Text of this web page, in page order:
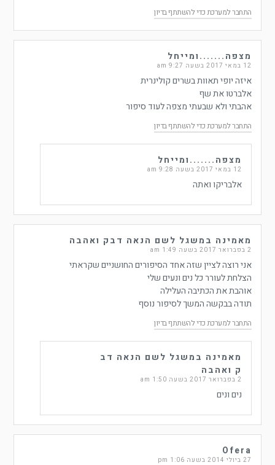
התחבר למערכת כדי להשתתף בדיון
מצפה.......ומייחל
12 במאי 2017 בשעה 9:27 am
איזה יופי תאוות בשרים קולינרית
אלברטו את שף
אהבתי ולא שבעתי מצפה לעוד סיפור
התחבר למערכת כדי להשתתף בדיון
מצפה.......ומייחל
12 במאי 2017 בשעה 9:28 am
אלבריקו ואתה
מאמינה במשגל לשם הנאה דבק ואהבה
2 בפברואר 2017 בשעה 1:49 am
אני רוצה לציין שזה אחד הסיפורים החושניים שקראתי
הצלחת לעורר כל נים ונעים שלי
אוהבת את הכתיבה העלילה
תודה בבקשה המשך לסיפור נוסף
התחבר למערכת כדי להשתתף בדיון
מאמינה במשגל לשם הנאה דב
ק ואהבה
2 בפברואר 2017 בשעה 1:50 am
נים ונים
Ofera
27 ביולי 2014 בשעה 1:06 pm